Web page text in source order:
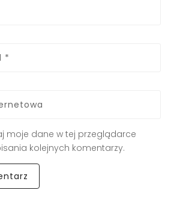
moje dane w tej przeglądarce
kolejnych komentarzy.